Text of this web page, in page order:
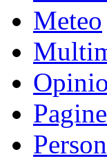
Meteo